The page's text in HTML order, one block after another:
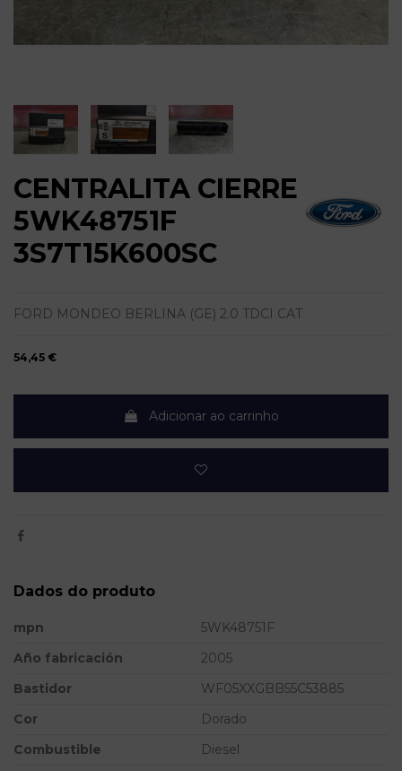
CENTRALITA CIERRE
5WK48751F
3S7T15K600SC
FORD MONDEO BERLINA (GE) 2.0 TDCI CAT
54,45 €
Adicionar ao carrinho
Dados do produto
mpn
5WK48751F
Año fabricación
2005
Bastidor
WF05XXGBB55C53885
Cor
Dorado
Combustible
Diesel